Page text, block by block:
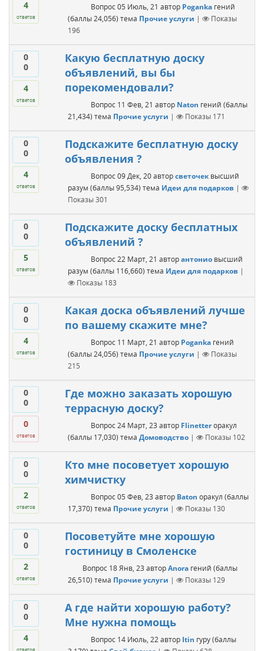
4
ответов
Вопрос 05 Июль, 21 автор Poganka гений
(баллы24,056) тема Прочие услуги |
Показы
196
0
0
4
ответов
Какую бесплатную доску
объявлений, вы бы
порекомендовали?
Вопрос 11 Фев, 21 автор Naton гений (баллы
21,434) тема Прочие услуги | Показы 171
0
0
4
ответов
Подскажите бесплатную доску
объявления ?
Вопрос 09 Дек, 20 авторсветочек высший
разум (баллы95,534) тема Идеи для подарков |
Показы301
0
0
5
ответов
Подскажите доску бесплатных
объявлений ?
Вопрос 22 Март, 21 авторантонио высший
разум (баллы 116,660) тема Идеи для подарков |
Показы 183
0
0
4
ответов
Какая доска объявлений лучше
по вашему скажите мне?
Вопрос 11 Март, 21 автор Poganka гений
(баллы24,056) тема Прочие услуги |
Показы
215
0
0
0
ответов
Где можно заказать хорошую
террасную доску?
Вопрос 24 Март, 23 автор Flinetter оракул
(баллы 17,030) тема Домоводство | Показы 102
0
0
2
ответов
Кто мне посоветует хорошую
химчистку
Вопрос 05 Фев, 23 автор Baton оракул (баллы
17,370) тема Прочие услуги | Показы 130
0
0
2
ответов
Посоветуйте мне хорошую
гостиницу в Смоленске
Вопрос 18 Янв, 23 авторAnora гений (баллы
26,510) тема Прочие услуги | Показы 129
0
0
4
ответов
А где найти хорошую работу?
Мне нужна помощь
Вопрос 14 Июль, 22 автор Itin гуру (баллы